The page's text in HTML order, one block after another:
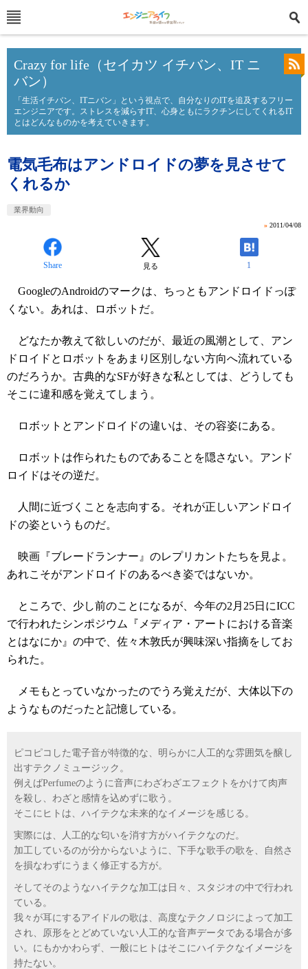
Crazy for life（セイカツ イチバン、IT ニ
バン）
「生活イチバン、ITニバン」という視点で、自分なりのITを追及するフリー
エンジニアです。ストレスを減らすIT、心身ともにラクチンにしてくれるIT
とはどんなものかを考えていきます。
電気毛布はアンドロイドの夢を見させて
くれるか
業界動向
» 2011/04/08
Share 見る 1
GoogleのAndroidのマークは、ちっともアンドロイドっぽ
くない。あれは、ロボットだ。
どなたか教えて欲しいのだが、最近の風潮として、アン
ドロイドとロボットをあまり区別しない方向へ流れている
のだろうか。古典的なSFが好きな私としては、どうしても
そこに違和感を覚えてしまう。
ロボットとアンドロイドの違いは、その容姿にある。
ロボットは作られたものであることを隠さない。アンド
ロイドはその逆だ。
人間に近づくことを志向する。それが正しいアンドロイ
ドの姿というものだ。
映画『ブレードランナー』のレプリカントたちを見よ。
あれこそがアンドロイドのあるべき姿ではないか。
ところで、少し前のことになるが、今年の2月25日にICC
で行われたシンポジウム『メディア・アートにおける音楽
とはなにか』の中で、佐々木敦氏が興味深い指摘をしてお
られた。
メモもとっていなかったのでうろ覚えだが、大体以下の
ようなものだったと記憶している。
ピコピコした電子音が特徴的な、明らかに人工的な雰囲気を醸し
出すテクノミュージック。
例えばPerfumeのように音声にわざわざエフェクトをかけて肉声
を殺し、わざと感情を込めずに歌う。
そこにヒトは、ハイテクな未来的なイメージを感じる。
実際には、人工的な匂いを消す方がハイテクなのだ。
加工しているのが分からないように、下手な歌手の歌を、自然さ
を損なわずにうまく修正する方が。
そしてそのようなハイテクな加工は日々、スタジオの中で行われ
ている。
我々が耳にするアイドルの歌は、高度なテクノロジによって加工
され、原形をとどめていない人工的な音声データである場合が多
い。にもかかわらず、一般にヒトはそこにハイテクなイメージを
持たない。